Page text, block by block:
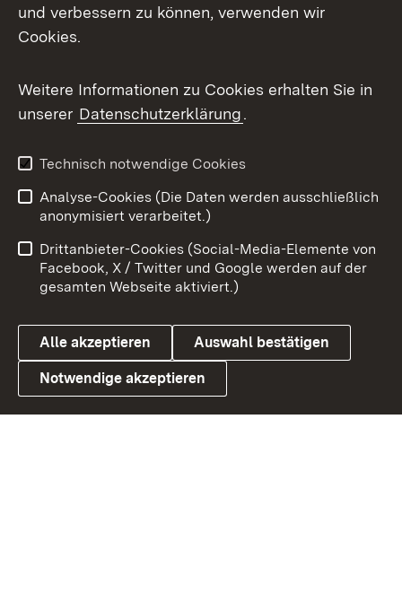
Facebook
X / Twitter
Youtube
Link zum Landesportal
Impressum
Kontakt
Barrierefreiheit
Datenschutz
Cookies
und verbessern zu können, verwenden wir
Cookies.
Weitere Informationen zu Cookies erhalten Sie in
unserer Datenschutzerklärung.
Technisch notwendige Cookies
Analyse-Cookies (Die Daten werden ausschließlich
anonymisiert verarbeitet.)
Drittanbieter-Cookies (Social-Media-Elemente von
Facebook, X / Twitter und Google werden auf der
gesamten Webseite aktiviert.)
Alle akzeptieren Auswahl bestätigen
Notwendige akzeptieren